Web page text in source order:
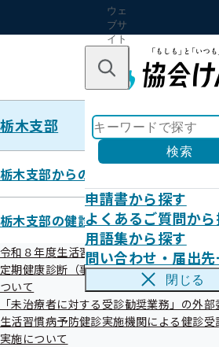
ウェ
ブサ
イト
のナ
ン
キーワードで探す
検索
申請書から探す
よくあるご質問から
用語集から探す
問い合わせ・届出
閉じる
栃木支部
栃木支部からのお知らせ
栃木支部の健診・保健指導のご案内
令和８年度生活習慣病予防健診等実施機関
定期健康診断（事業者健診）の結果デー
ついて
「未治療者に対する受診勧奨業務」の外
生活習慣病予防健診実施機関による健診
実施について
令和07年10月31日
保健指導委託機関が
パンフレットの誤植